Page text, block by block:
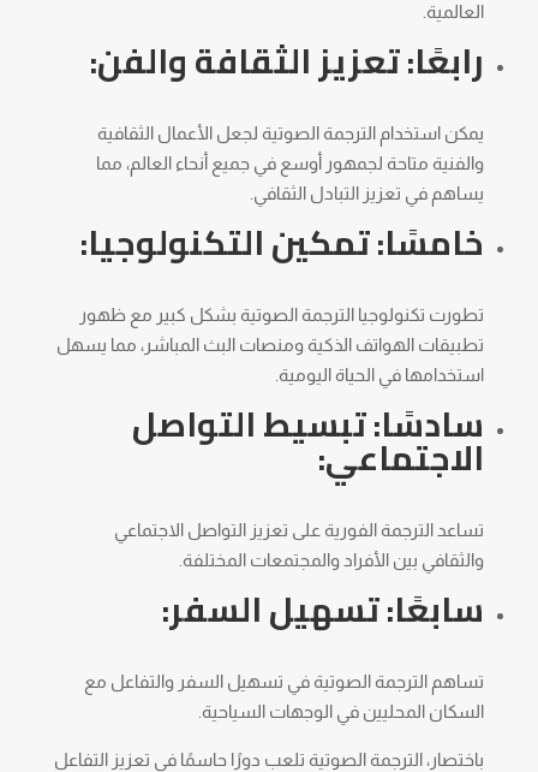
العالمية.
رابعًا: تعزيز الثقافة والفن:
يمكن استخدام الترجمة الصوتية لجعل الأعمال الثقافية
والفنية متاحة لجمهور أوسع في جميع أنحاء العالم، مما
يساهم في تعزيز التبادل الثقافي.
خامسًا: تمكين التكنولوجيا:
تطورت تكنولوجيا الترجمة الصوتية بشكل كبير مع ظهور
تطبيقات الهواتف الذكية ومنصات البث المباشر، مما يسهل
استخدامها في الحياة اليومية.
سادسًا: تبسيط التواصل
الاجتماعي:
تساعد الترجمة الفورية على تعزيز التواصل الاجتماعي
والثقافي بين الأفراد والمجتمعات المختلفة.
سابعًا: تسهيل السفر:
تساهم الترجمة الصوتية في تسهيل السفر والتفاعل مع
السكان المحليين في الوجهات السياحية.
باختصار، الترجمة الصوتية تلعب دورًا حاسمًا في تعزيز التفاعل